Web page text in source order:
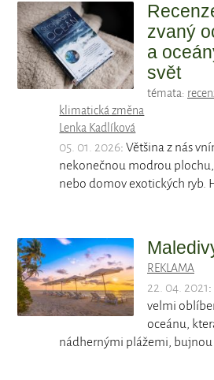
zvaný
a
svět
témata:
klimatická změna
Lenka Kadlíková
05. 01. 2026: Většina z nás
nekonečnou modrou
nebo domov exotických ryb.
REKLAMA
22. 04. 2021
velmi
oceánu,
nádhernými plážemi, bujnou